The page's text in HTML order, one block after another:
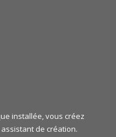
installée, vous créez
de création.